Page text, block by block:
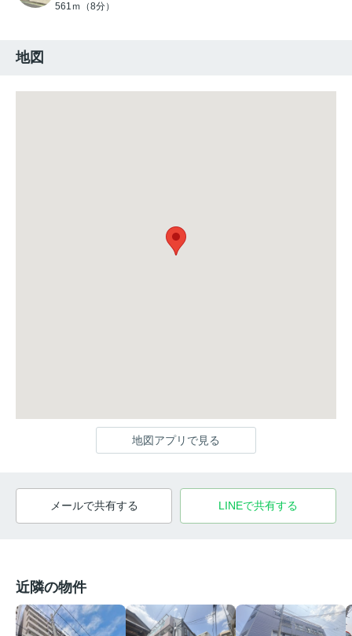
561ｍ（8分）
地図
地図アプリで見る
メールで共有する LINEで共有する
近隣の物件